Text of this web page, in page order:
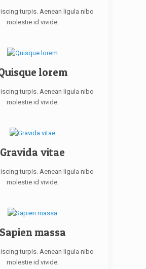
turpis. Aenean ligula nibo
molestie id vivide.
lorem
turpis. Aenean ligula nibo
molestie id vivide.
Gravida vitae
turpis. Aenean ligula nibo
molestie id vivide.
Sapien massa
turpis. Aenean ligula nibo
molestie id vivide.